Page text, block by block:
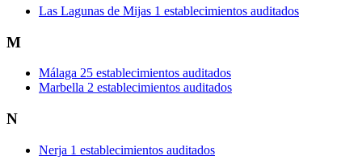
Las Lagunas de Mijas 1 establecimientos auditados
M
Málaga 25 establecimientos auditados
Marbella 2 establecimientos auditados
N
Nerja 1 establecimientos auditados